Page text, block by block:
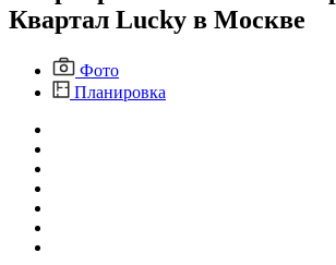
Квартал Lucky в Москве
Фото
Планировка